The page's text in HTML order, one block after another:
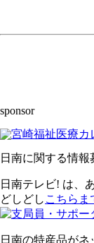
sponsor
日南に関する情報
日南テレビ! は、
どしどし こちらま
日南の特産品がネ